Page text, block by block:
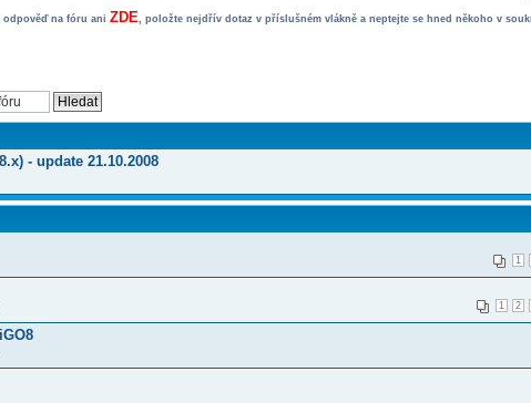
odpověď na fóru ani ZDE, položte nejdřív dotaz v příslušném vlákně a neptejte se hned někoho v
- update 21.10.2008
1
1 2